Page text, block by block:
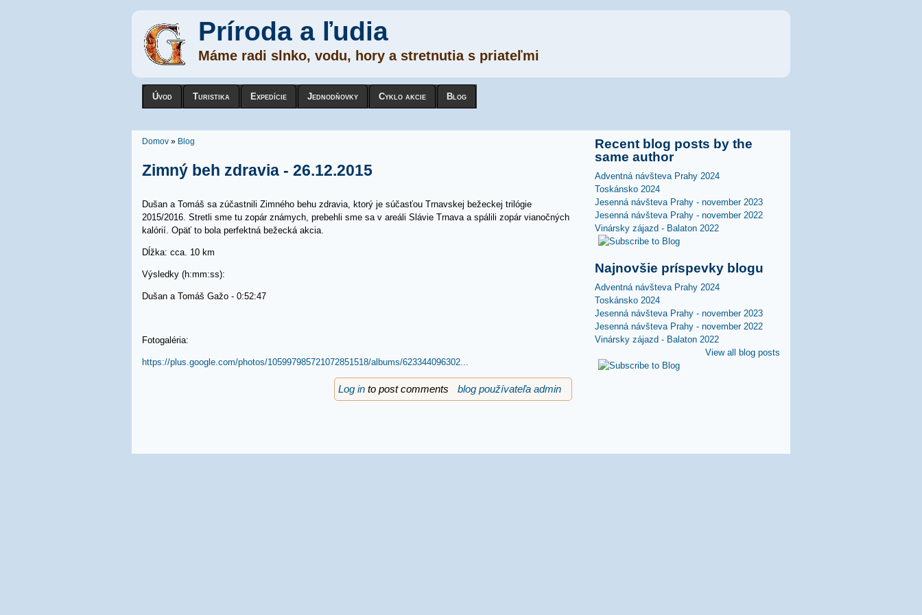
Príroda a ľudia
Máme radi slnko, vodu, hory a stretnutia s priateľmi
Úvod Turistika Expedície Jednodňovky Cyklo akcie Blog
Nachádzate sa tu
Domov » Blog
Zimný beh zdravia - 26.12.2015
Dušan a Tomáš sa zúčastnili Zimného behu zdravia, ktorý je súčasťou Trnavskej bežeckej trilógie
2015/2016. Stretli sme tu zopár známych, prebehli sme sa v areáli Slávie Trnava a spálili zopár vianočných
kalórií. Opäť to bola perfektná bežecká akcia.
Dĺžka: cca. 10 km
Výsledky (h:mm:ss):
Dušan a Tomáš Gažo - 0:52:47
Fotogaléria:
https://plus.google.com/photos/105997985721072851518/albums/623344096302...
Log in to post comments blog používateľa admin
Recent blog posts by the
same author
Adventná návšteva Prahy 2024
Toskánsko 2024
Jesenná návšteva Prahy - november 2023
Jesenná návšteva Prahy - november 2022
Vinársky zájazd - Balaton 2022
Najnovšie príspevky blogu
Adventná návšteva Prahy 2024
Toskánsko 2024
Jesenná návšteva Prahy - november 2023
Jesenná návšteva Prahy - november 2022
Vinársky zájazd - Balaton 2022
View all blog posts